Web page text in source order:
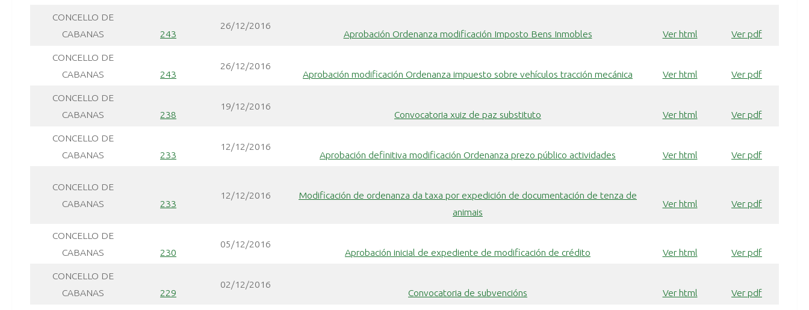
CONCELLO DE
CABANAS
243
26/12/2016
Aprobación Ordenanza modificación Imposto Bens Inmobles Ver html Ver pdf
CONCELLO DE
CABANAS
243
26/12/2016
Aprobación modificación Ordenanza impuesto sobre vehículos tracción mecánica Ver html Ver pdf
CONCELLO DE
CABANAS
238
19/12/2016
Convocatoria xuiz de paz substituto Ver html Ver pdf
CONCELLO DE
CABANAS
233
12/12/2016
Aprobación definitiva modificación Ordenanza prezo público actividades Ver html Ver pdf
CONCELLO DE
CABANAS
233
12/12/2016
Modificación de ordenanza da taxa por expedición de documentación de tenza de
animais
Ver html Ver pdf
CONCELLO DE
CABANAS
230
05/12/2016
Aprobación inicial de expediente de modificación de crédito Ver html Ver pdf
CONCELLO DE
CABANAS
229
02/12/2016
Convocatoria de subvencións Ver html Ver pdf